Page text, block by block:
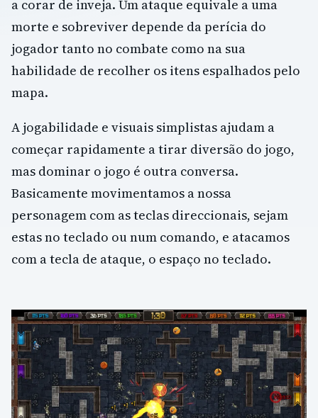
a corar de inveja. Um ataque equivale a uma
morte e sobreviver depende da perícia do
jogador tanto no combate como na sua
habilidade de recolher os itens espalhados pelo
mapa.
A jogabilidade e visuais simplistas ajudam a
começar rapidamente a tirar diversão do jogo,
mas dominar o jogo é outra conversa.
Basicamente movimentamos a nossa
personagem com as teclas direccionais, sejam
estas no teclado ou num comando, e atacamos
com a tecla de ataque, o espaço no teclado.